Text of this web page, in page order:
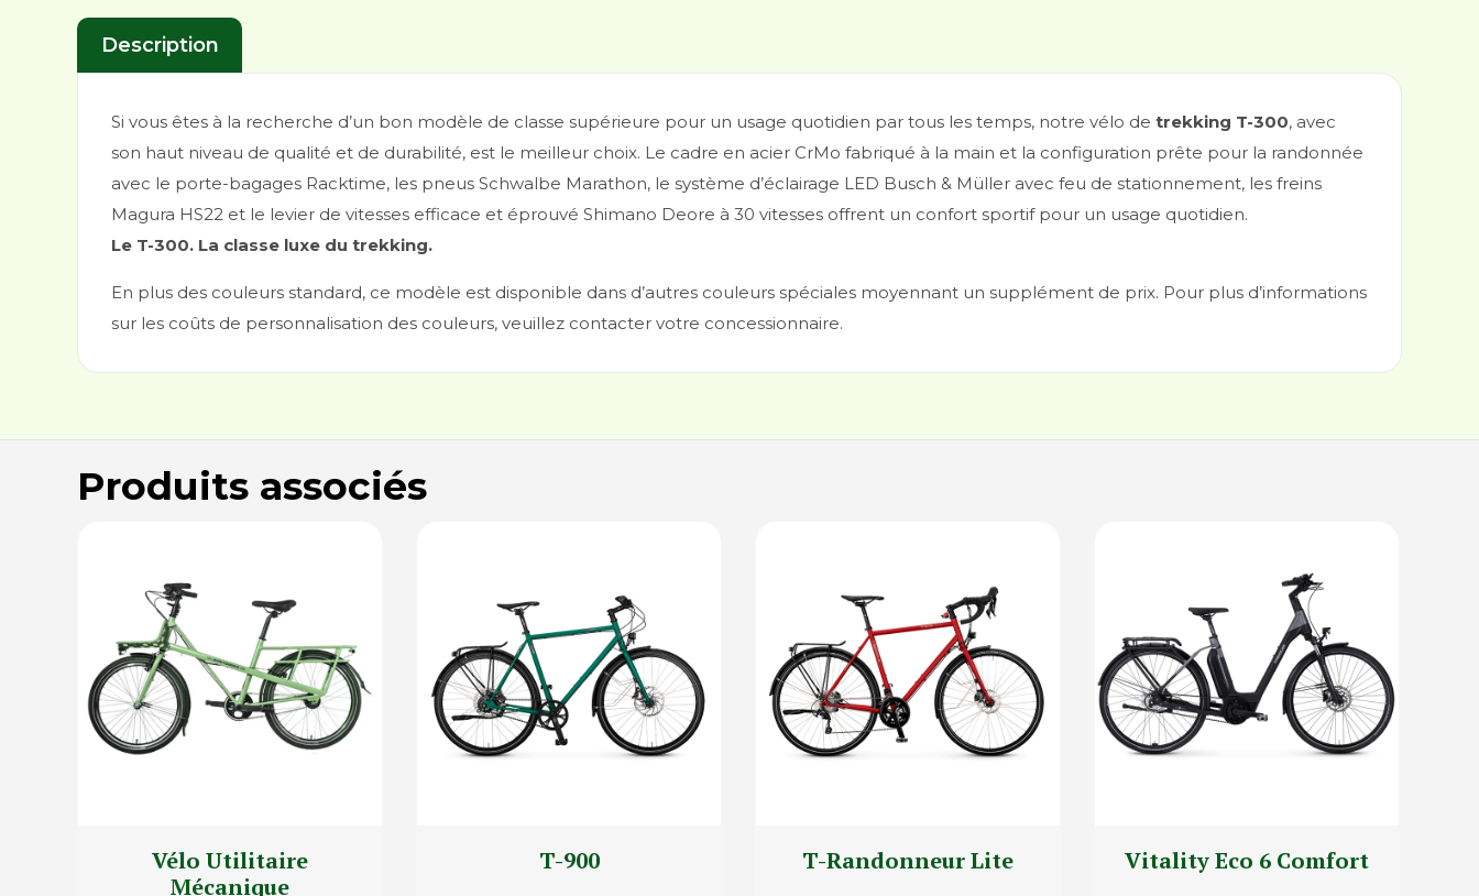
Description
Si vous êtes à la recherche d’un bon modèle de classe supérieure pour un usage quotidien par tous les temps, notre vélo de trekking T-300, avec
son haut niveau de qualité et de durabilité, est le meilleur choix. Le cadre en acier CrMo fabriqué à la main et la configuration prête pour la randonnée
avec le porte-bagages Racktime, les pneus Schwalbe Marathon, le système d’éclairage LED Busch & Müller avec feu de stationnement, les freins
Magura HS22 et le levier de vitesses efficace et éprouvé Shimano Deore à 30 vitesses offrent un confort sportif pour un usage quotidien.
Le T-300. La classe luxe du trekking.
En plus des couleurs standard, ce modèle est disponible dans d’autres couleurs spéciales moyennant un supplément de prix. Pour plus d’informations
sur les coûts de personnalisation des couleurs, veuillez contacter votre concessionnaire.
Produits associés
Vélo Utilitaire
Mécanique
T-900 T-Randonneur Lite Vitality Eco 6 Comfort